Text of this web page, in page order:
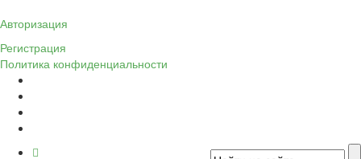
Авторизация
Регистрация
Политика конфиденциальности